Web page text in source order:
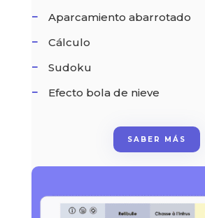
Aparcamiento abarrotado
Cálculo
Sudoku
Efecto bola de nieve
SABER MÁS